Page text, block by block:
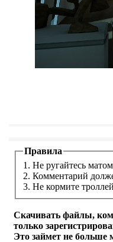
Правила
1. Не ругайтесь
2. Комментарий
3. Не кормите
Скачивать файлы,
только
Это займет не